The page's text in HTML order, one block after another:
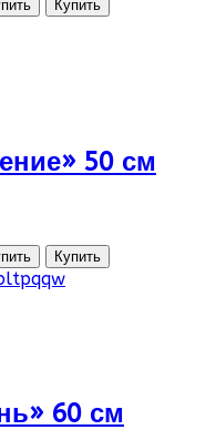
50 см
60 см